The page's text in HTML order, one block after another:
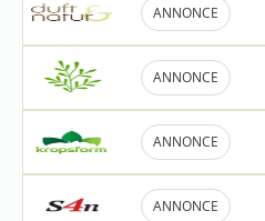
ANNONCE
ANNONCE
ANNONCE
ANNONCE